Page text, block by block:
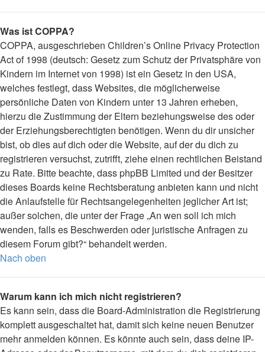
Was ist COPPA?
COPPA, ausgeschrieben Children’s Online Privacy Protection
Act of 1998 (deutsch: Gesetz zum Schutz der Privatsphäre von
Kindern im Internet von 1998) ist ein Gesetz in den USA,
welches festlegt, dass Websites, die möglicherweise
persönliche Daten von Kindern unter 13 Jahren erheben,
hierzu die Zustimmung der Eltern beziehungsweise des oder
der Erziehungsberechtigten benötigen. Wenn du dir unsicher
bist, ob dies auf dich oder die Website, auf der du dich zu
registrieren versuchst, zutrifft, ziehe einen rechtlichen Beistand
zu Rate. Bitte beachte, dass phpBB Limited und der Besitzer
dieses Boards keine Rechtsberatung anbieten kann und nicht
die Anlaufstelle für Rechtsangelegenheiten jeglicher Art ist;
außer solchen, die unter der Frage „An wen soll ich mich
wenden, falls es Beschwerden oder juristische Anfragen zu
diesem Forum gibt?“ behandelt werden.
Nach oben
Warum kann ich mich nicht registrieren?
Es kann sein, dass die Board-Administration die Registrierung
komplett ausgeschaltet hat, damit sich keine neuen Benutzer
mehr anmelden können. Es könnte auch sein, dass deine IP-